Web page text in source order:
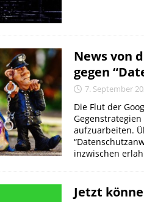
News von
gegen
7. September
Die Flut der
aufzuarbeiten.
inzwischen
Jetzt